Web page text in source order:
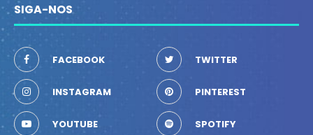
SIGA-NOS
FACEBOOK TWITTER
INSTAGRAM PINTEREST
YOUTUBE SPOTIFY